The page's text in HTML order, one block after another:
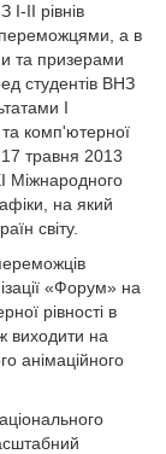
ІІ рівнів
переможцями, а в
та призерами
студентів ВНЗ
I
комп'ютерної
травня 2013
Міжнародного
на який
світу.
«Форум» на
рівності в
виходити на
анімаційного